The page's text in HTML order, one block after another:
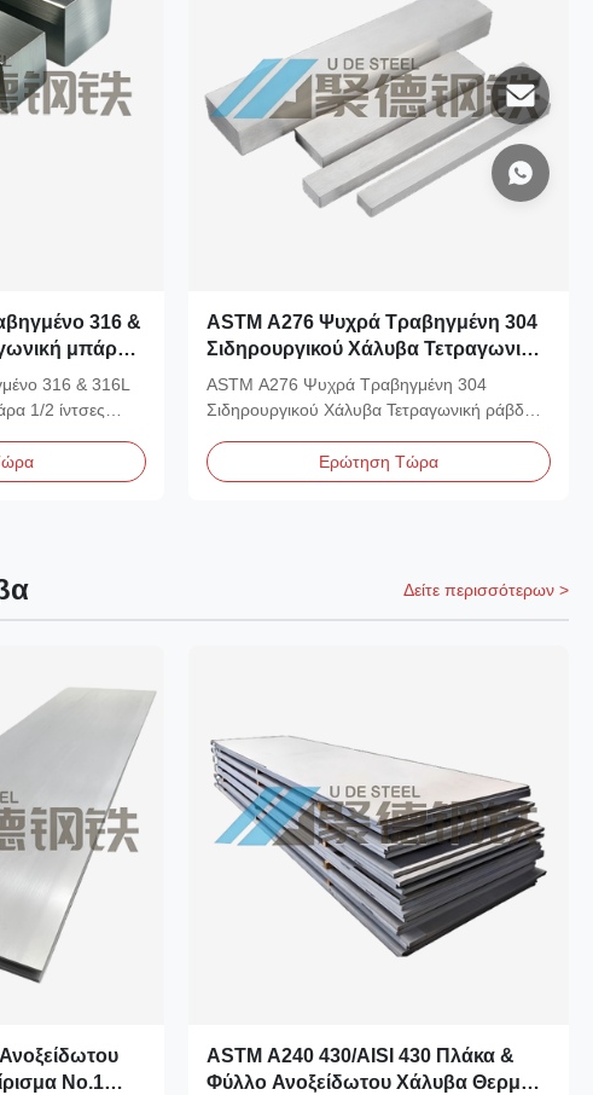
316 &
μπάρα
&
316 & 316L
1/2 ίντσες
ASTM A276 Ψυχρά Τραβηγμένη 304
Σιδηρουργικού Χάλυβα Τετραγωνική
ράβδος 8mm Κατασκευαστής &
Προμηθευτής
ASTM A276 Ψυχρά Τραβηγμένη 304
Σιδηρουργικού Χάλυβα Τετραγωνική ράβδος
Ερώτηση Τώρα
Δείτε περισσότερων >
Νο.1
ASTM A240 430/AISI 430 Πλάκα &
Φύλλο Ανοξείδωτου Χάλυβα Θερμής